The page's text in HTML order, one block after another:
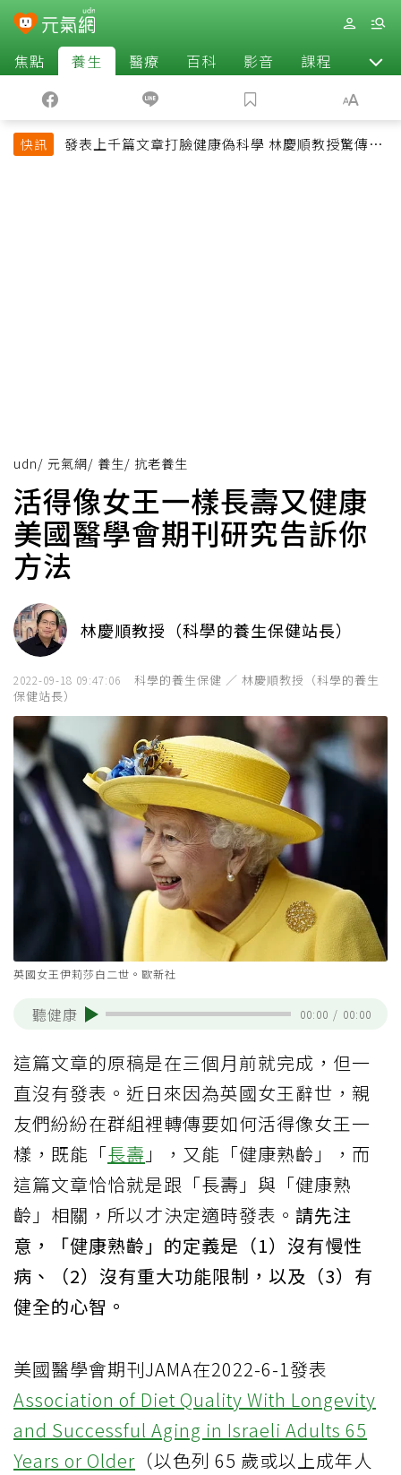
焦點 養生 醫療 百科 影音 課程 退休
快訊
發表上千篇文章打臉健康偽科學 林慶順教授驚傳意
udn/ 元氣網/ 養生/ 抗老養生
活得像女王一樣長壽又健康
美國醫學會期刊研究告訴你
方法
林慶順教授（科學的養生保健站長）
2022-09-18 09:47:06
科學的養生保健 ／ 林慶順教授（科學的養生
保健站長）
英國女王伊莉莎白二世。歐新社
聽健康 00:00 / 00:00
這篇文章的原稿是在三個月前就完成，但一
直沒有發表。近日來因為英國女王辭世，親
友們紛紛在群組裡轉傳要如何活得像女王一
樣，既能「長壽 」，又能「健康熟齡」，而
這篇文章恰恰就是跟「長壽」與「健康熟
齡」相關，所以才決定適時發表。 請先注
意，「健康熟齡」的定義是（1）沒有慢性
病、（2）沒有重大功能限制，以及（3）有
健全的心智。
美國醫學會期刊JAMA在2022-6-1發表
Association of Diet Quality With Longevity
and Successful Aging in Israeli Adults 65
Years or Older （以色列 65 歲或以上成年人